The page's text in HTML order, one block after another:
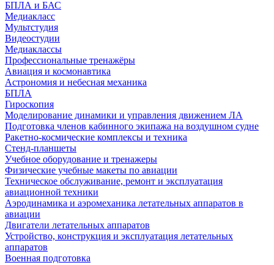
БПЛА и БАС
Медиакласс
Мультстудия
Видеостудии
Медиаклассы
Профессиональные тренажёры
Авиация и космонавтика
Астрономия и небесная механика
БПЛА
Гироскопия
Моделирование динамики и управления движением ЛА
Подготовка членов кабинного экипажа на воздушном судне
Ракетно-космические комплексы и техника
Стенд-планшеты
Учебное оборудование и тренажеры
Физические учебные макеты по авиации
Техническое обслуживание, ремонт и эксплуатация
авиационной техники
Аэродинамика и аэромеханика летательных аппаратов в
авиации
Двигатели летательных аппаратов
Устройство, конструкция и эксплуатация летательных
аппаратов
Военная подготовка